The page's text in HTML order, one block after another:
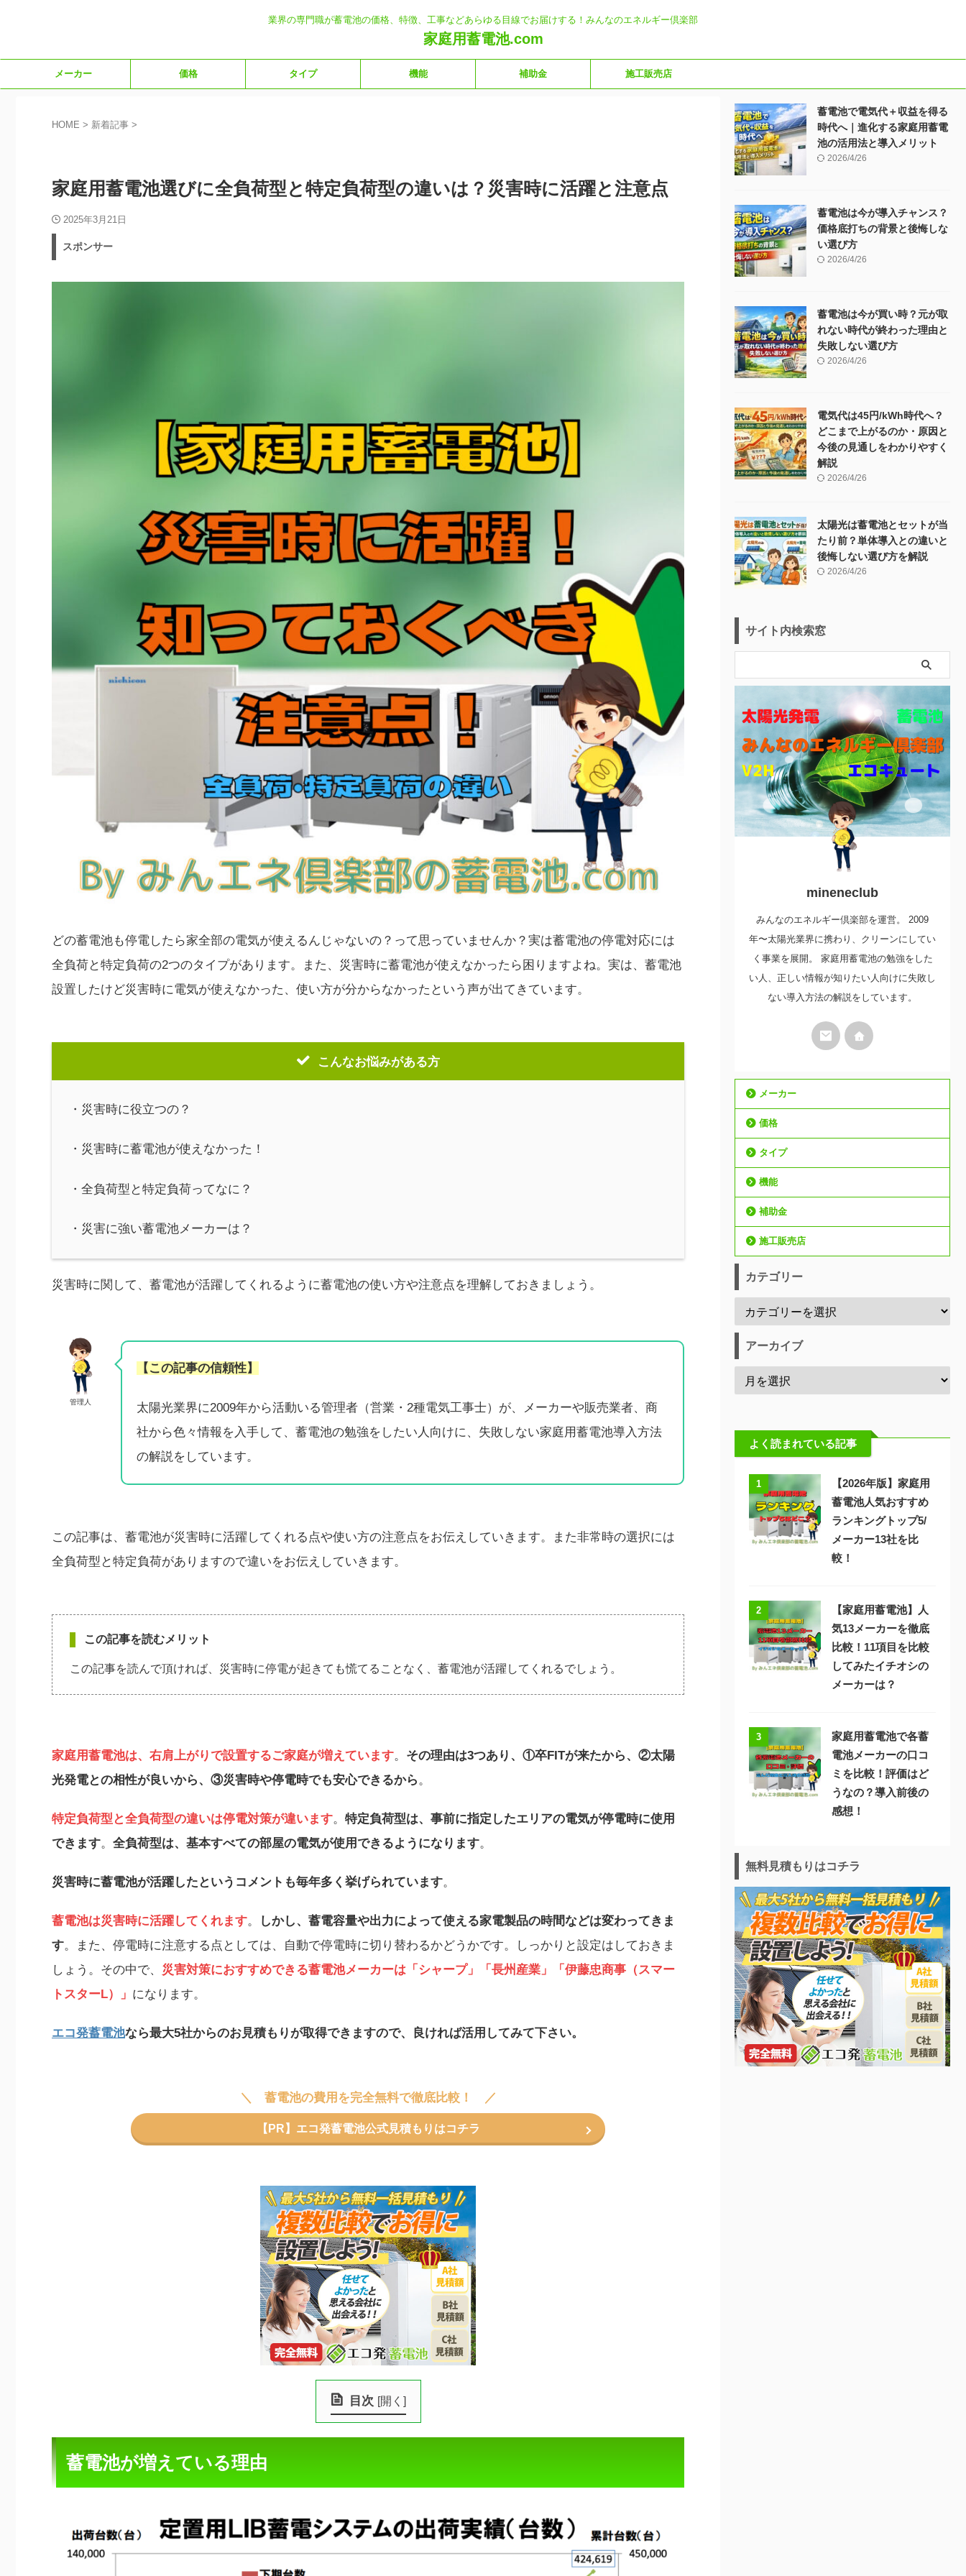
業界の専門職が蓄電池の価格、特徴、工事などあらゆる目線でお届けする！みんなのエネルギー倶楽部
家庭用蓄電池.com
メーカー 価格 タイプ 機能 補助金 施工販売店
HOME > 新着記事 >
家庭用蓄電池選びに全負荷型と特定負荷型の違いは？災害時に活躍と注意点
2025年3月21日
スポンサー
どの蓄電池も停電したら家全部の電気が使えるんじゃないの？って思っていませんか？実は蓄電池の停電対応には
全負荷と特定負荷の2つのタイプがあります。また、災害時に蓄電池が使えなかったら困りますよね。実は、蓄電池
設置したけど災害時に電気が使えなかった、使い方が分からなかったという声が出てきています。
こんなお悩みがある方
・災害時に役立つの？
・災害時に蓄電池が使えなかった！
・全負荷型と特定負荷ってなに？
・災害に強い蓄電池メーカーは？
災害時に関して、蓄電池が活躍してくれるように蓄電池の使い方や注意点を理解しておきましょう。
管理人
【この記事の信頼性】
太陽光業界に2009年から活動いる管理者（営業・2種電気工事士）が、メーカーや販売業者、商
社から色々情報を入手して、蓄電池の勉強をしたい人向けに、失敗しない家庭用蓄電池導入方法
の解説をしています。
この記事は、蓄電池が災害時に活躍してくれる点や使い方の注意点をお伝えしていきます。また非常時の選択には
全負荷型と特定負荷がありますので違いをお伝えしていきます。
この記事を読むメリット
この記事を読んで頂ければ、災害時に停電が起きても慌てることなく、蓄電池が活躍してくれるでしょう。
家庭用蓄電池は、右肩上がりで設置するご家庭が増えています。 その理由は3つあり、①卒FITが来たから、②太陽
光発電との相性が良いから、③災害時や停電時でも安心できるから。
特定負荷型と全負荷型の違いは停電対策が違います。 特定負荷型は、事前に指定したエリアの電気が停電時に使用
できます。 全負荷型は、基本すべての部屋の電気が使用できるようになります。
災害時に蓄電池が活躍したというコメントも毎年多く挙げられています。
蓄電池は災害時に活躍してくれます。
しかし、蓄電容量や出力によって使える家電製品の時間などは変わってきま
す。また、停電時に注意する点としては、自動で停電時に切り替わるかどうかです。しっかりと設定はしておきま
しょう。その中で、 災害対策におすすめできる蓄電池メーカーは「シャープ」「長州産業」「伊藤忠商事（スマー
トスターL）」 になります。
エコ発蓄電池なら最大5社からのお見積もりが取得できますので、良ければ活用してみて下さい。
蓄電池の費用を完全無料で徹底比較！
【PR】エコ発蓄電池公式見積もりはコチラ
目次 [開く ]
蓄電池が増えている理由
蓄電池で電気代＋収益を得る
時代へ｜進化する家庭用蓄電
池の活用法と導入メリット
2026/4/26
蓄電池は今が導入チャンス？
価格底打ちの背景と後悔しな
い選び方
2026/4/26
蓄電池は今が買い時？元が取
れない時代が終わった理由と
失敗しない選び方
2026/4/26
電気代は45円/kWh時代へ？
どこまで上がるのか・原因と
今後の見通しをわかりやすく
解説
2026/4/26
太陽光は蓄電池とセットが当
たり前？単体導入との違いと
後悔しない選び方を解説
2026/4/26
サイト内検索窓
mineneclub
みんなのエネルギー倶楽部を運営。 2009
年〜太陽光業界に携わり、クリーンにしてい
く事業を展開。 家庭用蓄電池の勉強をした
い人、正しい情報が知りたい人向けに失敗し
ない導入方法の解説をしています。
メーカー
価格
タイプ
機能
補助金
施工販売店
カテゴリー
アーカイブ
よく読まれている記事
1
【2026年版】家庭用
蓄電池人気おすすめ
ランキングトップ5/
メーカー13社を比
較！
2
【家庭用蓄電池】人
気13メーカーを徹底
比較！11項目を比較
してみたイチオシの
メーカーは？
3
家庭用蓄電池で各蓄
電池メーカーの口コ
ミを比較！評価はど
うなの？導入前後の
感想！
無料見積もりはコチラ